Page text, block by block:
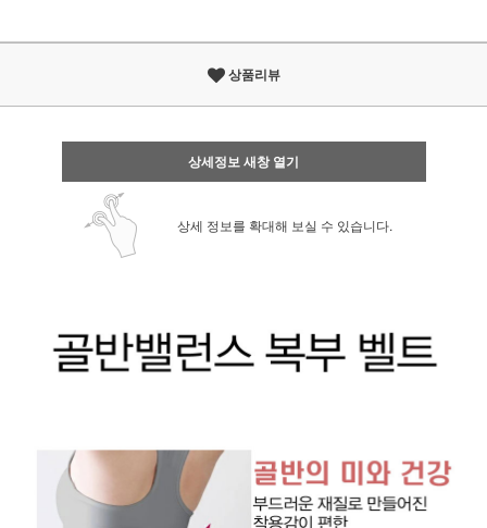
상품리뷰
상세정보 새창 열기
상세 정보를 확대해 보실 수 있습니다.